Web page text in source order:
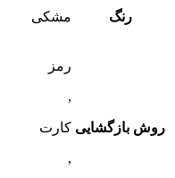
رنگ مشکی
روش بازگشایی
رمز
,
کارت
,